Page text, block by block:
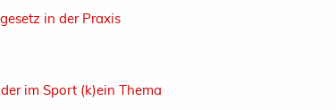
in der Praxis
im Sport (k)ein Thema